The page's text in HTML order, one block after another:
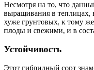
Несмотря на то, что
выращивания в теплицах,
хуже грунтовых, к тому
плоды и свежими, и в
Устойчивость
Этот гибридный сорт